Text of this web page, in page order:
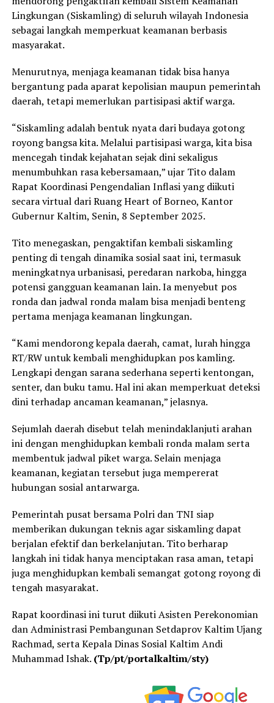
Lingkungan (Siskamling) di seluruh wilayah Indonesia
sebagai langkah memperkuat keamanan berbasis
masyarakat.
Menurutnya, menjaga keamanan tidak bisa hanya
bergantung pada aparat kepolisian maupun pemerintah
daerah, tetapi memerlukan partisipasi aktif warga.
“Siskamling adalah bentuk nyata dari budaya gotong
royong bangsa kita. Melalui partisipasi warga, kita bisa
mencegah tindak kejahatan sejak dini sekaligus
menumbuhkan rasa kebersamaan,” ujar Tito dalam
Rapat Koordinasi Pengendalian Inflasi yang diikuti
secara virtual dari Ruang Heart of Borneo, Kantor
Gubernur Kaltim, Senin, 8 September 2025.
Tito menegaskan, pengaktifan kembali siskamling
penting di tengah dinamika sosial saat ini, termasuk
meningkatnya urbanisasi, peredaran narkoba, hingga
potensi gangguan keamanan lain. Ia menyebut pos
ronda dan jadwal ronda malam bisa menjadi benteng
pertama menjaga keamanan lingkungan.
“Kami mendorong kepala daerah, camat, lurah hingga
RT/RW untuk kembali menghidupkan pos kamling.
Lengkapi dengan sarana sederhana seperti kentongan,
senter, dan buku tamu. Hal ini akan memperkuat deteksi
dini terhadap ancaman keamanan,” jelasnya.
Sejumlah daerah disebut telah menindaklanjuti arahan
ini dengan menghidupkan kembali ronda malam serta
membentuk jadwal piket warga. Selain menjaga
keamanan, kegiatan tersebut juga mempererat
hubungan sosial antarwarga.
Pemerintah pusat bersama Polri dan TNI siap
memberikan dukungan teknis agar siskamling dapat
berjalan efektif dan berkelanjutan. Tito berharap
langkah ini tidak hanya menciptakan rasa aman, tetapi
juga menghidupkan kembali semangat gotong royong di
tengah masyarakat.
Rapat koordinasi ini turut diikuti Asisten Perekonomian
dan Administrasi Pembangunan Setdaprov Kaltim Ujang
Rachmad, serta Kepala Dinas Sosial Kaltim Andi
Muhammad Ishak. (Tp/pt/portalkaltim/sty)